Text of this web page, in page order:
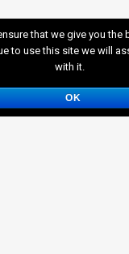
that we give you the
to use this site we will
with it.
OK